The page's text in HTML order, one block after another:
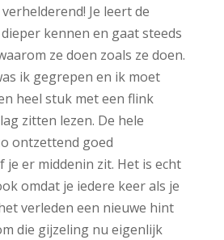
Je leert de
kennen en gaat steeds
ze doen zoals ze doen.
ik gegrepen en ik moet
heel stuk met een flink
zitten lezen. De hele
ontzettend goed
je er middenin zit. Het is echt
omdat je iedere keer als je
verleden een nieuwe hint
die gijzeling nu eigenlijk